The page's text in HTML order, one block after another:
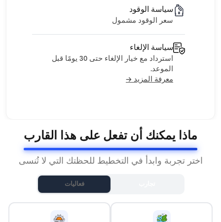
سياسة الوقود
سعر الوقود مشمول
سياسة الإلغاء
استرداد مع خيار الإلغاء حتى 30 يومًا قبل
الموعد.
معرفة المزيد →
ماذا يمكنك أن تفعل على هذا القارب
اختر تجربة وابدأ في التخطيط للحظتك التي لا تُنسى
فعاليات